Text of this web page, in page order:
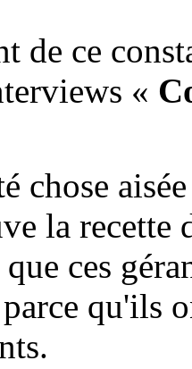
de ce
«
chose
la recette
ces
qu'ils